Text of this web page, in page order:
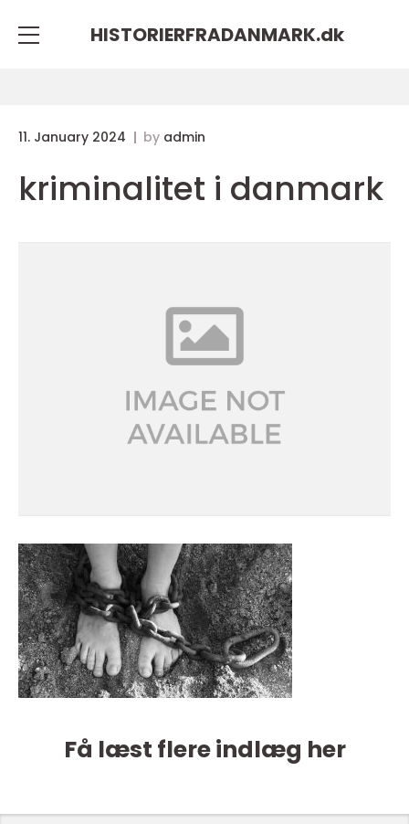
HISTORIERFRADANMARK.dk
11. January 2024 by admin
kriminalitet i danmark
Få læst flere indlæg her